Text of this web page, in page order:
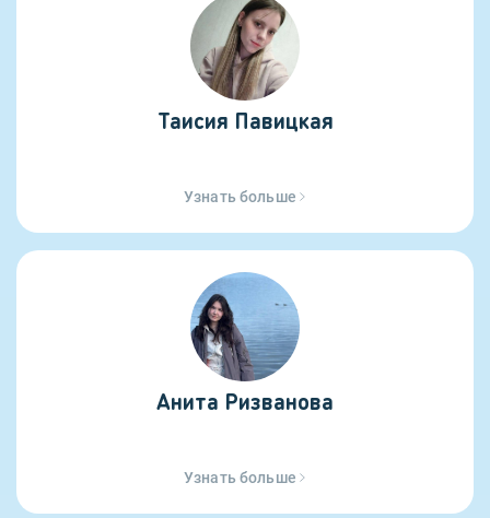
Таисия Павицкая
Узнать больше
Анита Ризванова
Узнать больше